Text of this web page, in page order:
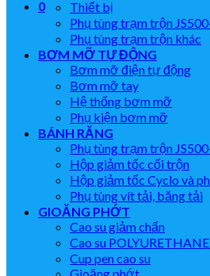
0
Thiết bị
Phụ tùng trạm trộn
Phụ tùng trạm trộn khác
BƠM MỠ TỰ ĐỘNG
Bơm mỡ điện tự động
Bơm mỡ tay
Hệ thống bơm mỡ
Phụ kiện bơm mỡ
BÁNH RĂNG
Phụ tùng trạm trộn
Hộp giảm tốc cối trộn
Hộp giảm tốc Cyclo và
Phụ tùng vít tải, băng tải
GIOĂNG PHỚT
Cao su giảm chấn
Cao su
Cup pen cao su